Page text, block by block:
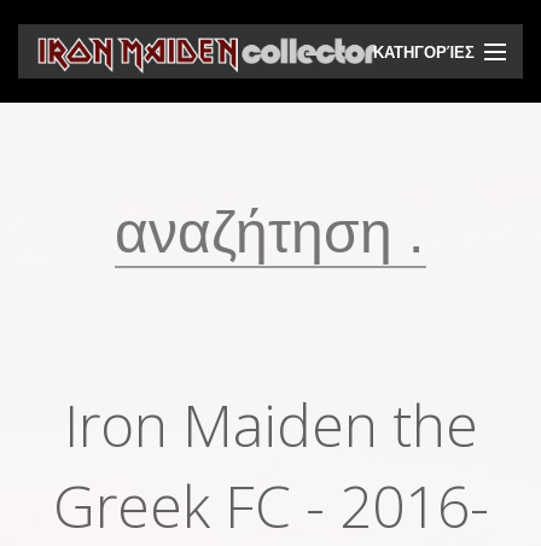
ΚΑΤΗΓΟΡΊΕΣ
CD
Βίντεο bootlegs
Περιοδικά
Iron Maiden the
Greek FC - 2016-